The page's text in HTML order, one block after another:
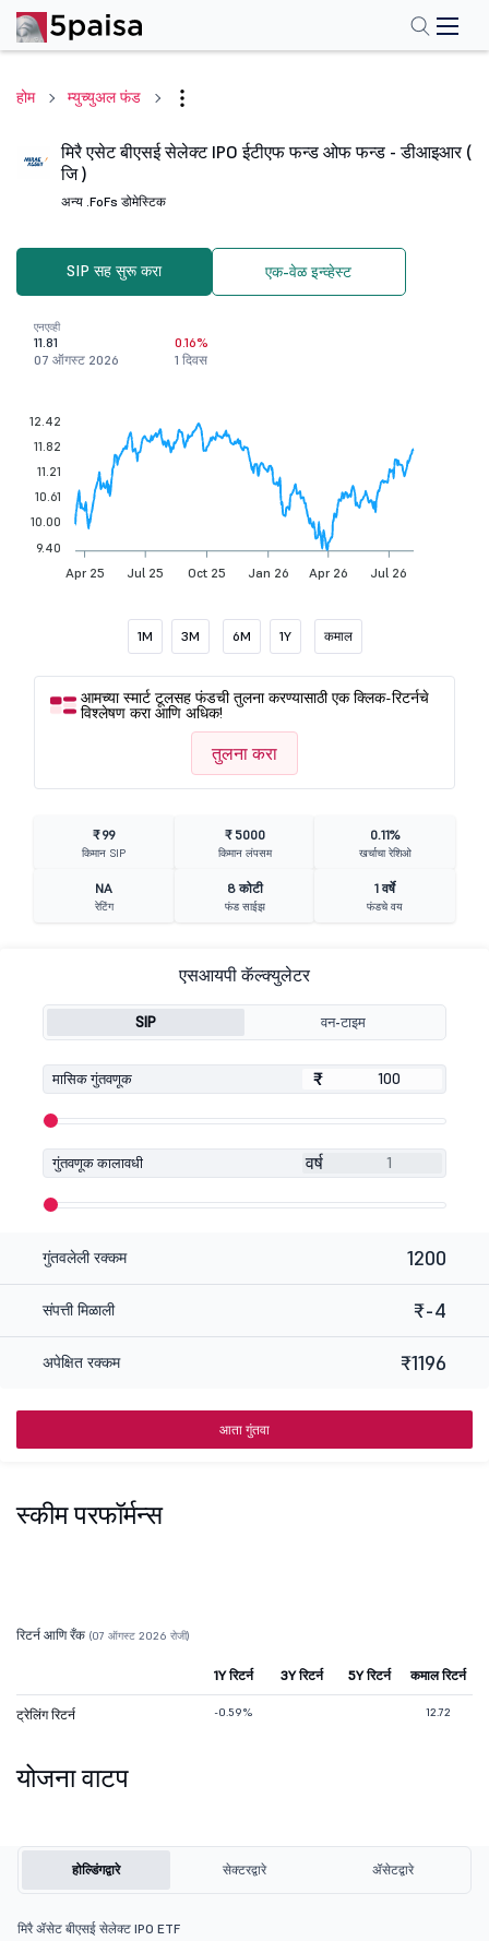
होम म्युच्युअल फंड
मिरै एसेट बीएसई सेलेक्ट IPO ईटीएफ फन्ड ओफ फन्ड - डीआइआर (
जि )
अन्य .FoFs डोमेस्टिक
SIP सह सुरू करा एक-वेळ इन्व्हेस्ट
एनएव्ही
11.81
07 ऑगस्ट 2026
0.16%
1 दिवस
Apr 25 Jul 25 Oct 25 Jan 26 Apr 26 Jul 26
12.42
11.82
11.21
10.61
10.00
9.40
1M 3M 6M 1Y कमाल
आमच्या स्मार्ट टूलसह फंडची तुलना करण्यासाठी एक क्लिक-रिटर्नचे
विश्लेषण करा आणि अधिक!
तुलना करा
₹ 99
किमान SIP
₹ 5000
किमान लंपसम
0.11%
खर्चाचा रेशिओ
NA
रेटिंग
8 कोटी
फंड साईझ
1 वर्षे
फंडचे वय
एसआयपी कॅल्क्युलेटर
SIP वन-टाइम
मासिक गुंतवणूक ₹
₹
गुंतवणूक कालावधी वर्ष
गुंतवलेली रक्कम 1200
संपत्ती मिळाली ₹-4
अपेक्षित रक्कम ₹1196
आता गुंतवा
स्कीम परफॉर्मन्स
रिटर्न आणि रँक (07 ऑगस्ट 2026 रोजी)
1Y रिटर्न 3Y रिटर्न 5Y रिटर्न कमाल रिटर्न
ट्रेलिंग रिटर्न -0.59% 12.72
योजना वाटप
होल्डिंगद्वारे सेक्टरद्वारे ॲसेटद्वारे
मिरै ॲसेट बीएसई सेलेक्ट IPO ETF